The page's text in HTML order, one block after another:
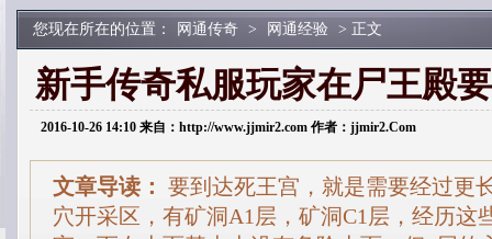
您现在所在的位置： 网通传奇 > 网通经验 > 正文
新手传奇私服玩家在尸王殿
2016-10-26 14:10 来自：http://www.jjmir2.com 作者：jjmir2.Com
文章导读： 要到达死王宫，就是需要经过更
穴开采区，有矿洞A1层，矿洞C1层，经历这